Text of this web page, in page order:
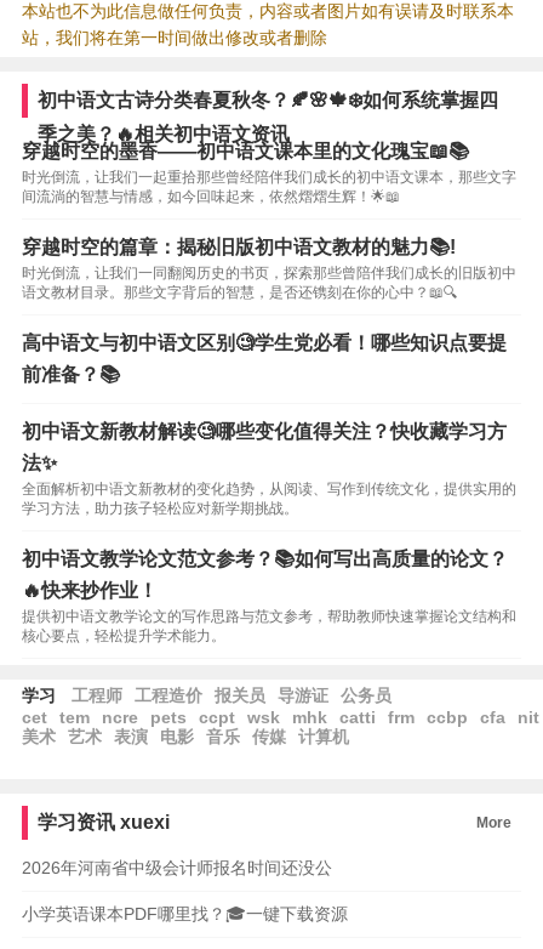
本站也不为此信息做任何负责，内容或者图片如有误请及时联系本
站，我们将在第一时间做出修改或者删除
初中语文古诗分类春夏秋冬？🍂🌸🍁❄️如何系统掌握四
季之美？🔥相关初中语文资讯
穿越时空的墨香——初中语文课本里的文化瑰宝📖📚
时光倒流，让我们一起重拾那些曾经陪伴我们成长的初中语文课本，那些文字
间流淌的智慧与情感，如今回味起来，依然熠熠生辉！🌟📖
穿越时空的篇章：揭秘旧版初中语文教材的魅力📚!
时光倒流，让我们一同翻阅历史的书页，探索那些曾陪伴我们成长的旧版初中
语文教材目录。那些文字背后的智慧，是否还镌刻在你的心中？📖🔍
高中语文与初中语文区别🧐学生党必看！哪些知识点要提
前准备？📚
初中语文新教材解读🧐哪些变化值得关注？快收藏学习方
法✨
全面解析初中语文新教材的变化趋势，从阅读、写作到传统文化，提供实用的
学习方法，助力孩子轻松应对新学期挑战。
初中语文教学论文范文参考？📚如何写出高质量的论文？
🔥快来抄作业！
提供初中语文教学论文的写作思路与范文参考，帮助教师快速掌握论文结构和
核心要点，轻松提升学术能力。
学习 工程师 工程造价 报关员 导游证
公务员
cet
tem ncre pets ccpt wsk mhk catti frm ccbp cfa
nit
美术
艺术 表演 电影 音乐 传媒 计算机
学习资讯 xuexi More
2026年河南省中级会计师报名时间还没公
小学英语课本PDF哪里找？🎓一键下载资源